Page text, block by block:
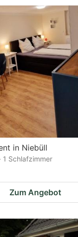
in Niebüll
1 Schlafzimmer
Zum Angebot